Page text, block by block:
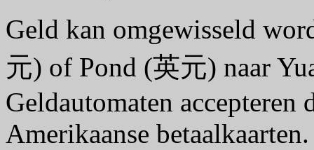
Geld kan omgewisseld
元) of Pond (英元) naar
Geldautomaten accepteren
Amerikaanse betaalkaarten.